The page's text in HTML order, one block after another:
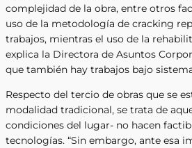
complejidad de la obra, entre otros
uso de la metodología de cracking
trabajos, mientras el uso de la
explica la Directora de Asuntos
que también hay trabajos bajo
Respecto del tercio de obras que se
modalidad tradicional, se trata de
condiciones del lugar- no hacen
tecnologías. “Sin embargo, ante esa